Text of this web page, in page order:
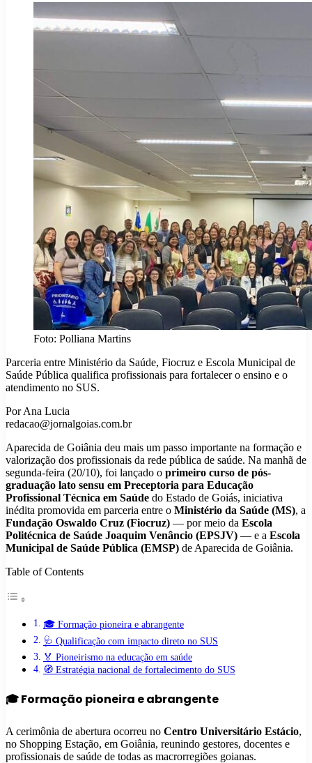
Foto: Polliana Martins
Parceria entre Ministério da Saúde, Fiocruz e Escola Municipal de
Saúde Pública qualifica profissionais para fortalecer o ensino e o
atendimento no SUS.
Por Ana Lucia
redacao@jornalgoias.com.br
Aparecida de Goiânia deu mais um passo importante na formação e
valorização dos profissionais da rede pública de saúde. Na manhã de
segunda-feira (20/10), foi lançado o primeiro curso de pós-
graduação lato sensu em Preceptoria para Educação
Profissional Técnica em Saúde do Estado de Goiás, iniciativa
inédita promovida em parceria entre o Ministério da Saúde (MS), a
Fundação Oswaldo Cruz (Fiocruz) — por meio da Escola
Politécnica de Saúde Joaquim Venâncio (EPSJV) — e a Escola
Municipal de Saúde Pública (EMSP) de Aparecida de Goiânia.
Table of Contents
🎓 Formação pioneira e abrangente
🩺 Qualificação com impacto direto no SUS
🏅 Pioneirismo na educação em saúde
🧭 Estratégia nacional de fortalecimento do SUS
🎓 Formação pioneira e abrangente
A cerimônia de abertura ocorreu no Centro Universitário Estácio,
no Shopping Estação, em Goiânia, reunindo gestores, docentes e
profissionais de saúde de todas as macrorregiões goianas.